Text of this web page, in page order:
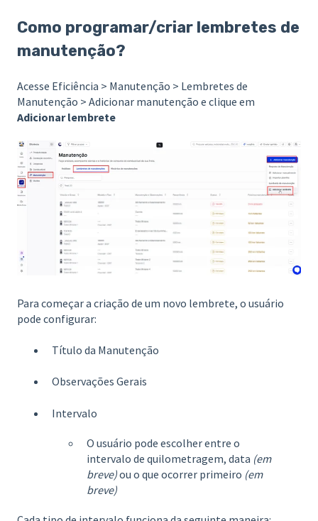
Como programar/criar lembretes de
manutenção?
Acesse Eficiência > Manutenção > Lembretes de
Manutenção > Adicionar manutenção e clique em
Adicionar lembrete
Para começar a criação de um novo lembrete, o usuário
pode configurar:
Título da Manutenção
Observações Gerais
Intervalo
O usuário pode escolher entre o
intervalo de quilometragem, data (em
breve)ou o que ocorrer primeiro (em
breve)